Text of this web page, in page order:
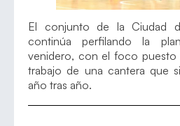
El conjunto de la Ciudad
continúa perfilando la
venidero, con el foco puesto
trabajo de una cantera que
año tras año.